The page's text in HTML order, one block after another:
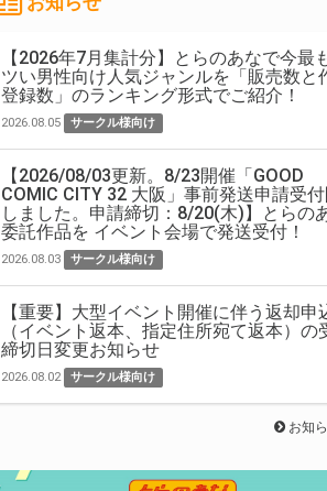
【2026年7月集計分】とらのあなで今最
ツい男性向け人気ジャンルを「販売数と
登録数」のランキング形式でご紹介！
2026.08.05 サークル様向け
【2026/08/03更新。8/23開催「GOOD
COMIC CITY 32 大阪」事前発送申請受
しました。申請締切：8/20(木)】とらの
委託作品を イベント会場で発送受付！
2026.08.03 サークル様向け
【重要】大型イベント開催に伴う返却申
（イベント返本、指定住所宛て返本）の
締切日変更お知らせ
2026.08.02 サークル様向け
お知